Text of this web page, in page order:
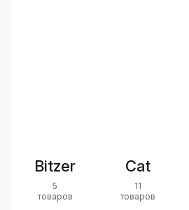
Bitzer
5
товаров
Cat
11
товаров